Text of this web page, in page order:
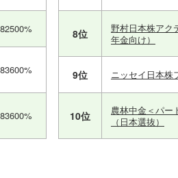
8位
野村日本株アク
年金向け）
9位 ニッセイ日本株
10位
農林中金＜パー
（日本選抜）